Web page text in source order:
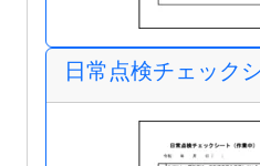
日常点検チェック